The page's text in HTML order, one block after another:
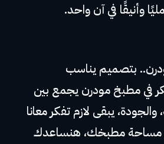
وأنيقًا في آن واحد.
بتصميم يناسب
في مطبخ مودرن يجمع بين
والجودة، يبقى لازم تفكر معانا
مساحة مطبخك، هنساعدك